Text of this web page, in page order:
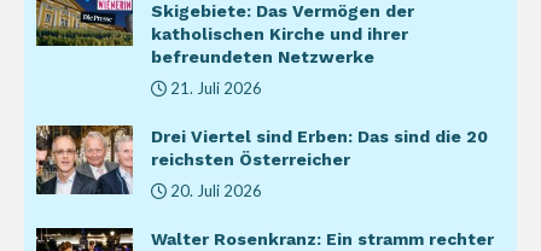
Skigebiete: Das Vermögen der
katholischen Kirche und ihrer
befreundeten Netzwerke
21. Juli 2026
Drei Viertel sind Erben: Das sind die 20
reichsten Österreicher
20. Juli 2026
Walter Rosenkranz: Ein stramm rechter